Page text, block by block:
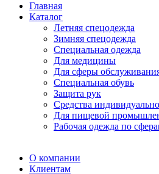
Главная
Каталог
Летняя спецодежда
Зимняя спецодежда
Специальная одежда
Для медицины
Для сферы
Специальная обувь
Защита рук
Средства
Для пищевой
Рабочая одежда по
О компании
Клиентам